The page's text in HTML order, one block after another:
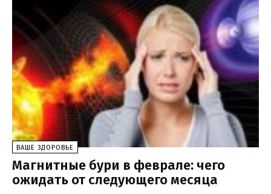
ВАШЕ ЗДОРОВЬЕ
Магнитные бури в феврале: чего
ожидать от следующего месяца